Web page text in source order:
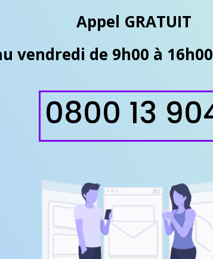
Appel GRATUIT
vendredi de 9h00 à
0800 13